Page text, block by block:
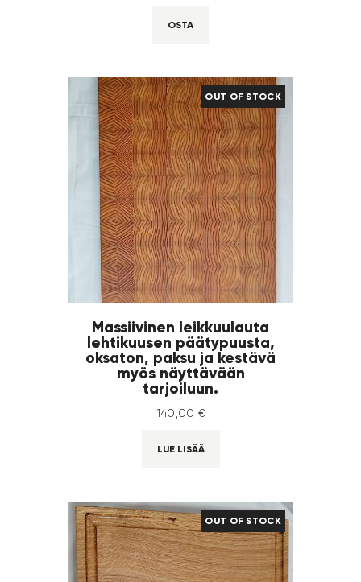
OSTA
OUT OF STOCK
Massiivinen leikkuulauta
lehtikuusen päätypuusta,
oksaton, paksu ja kestävä
myös näyttävään
tarjoiluun.
140 00 €
LUE LISÄÄ
OUT OF STOCK